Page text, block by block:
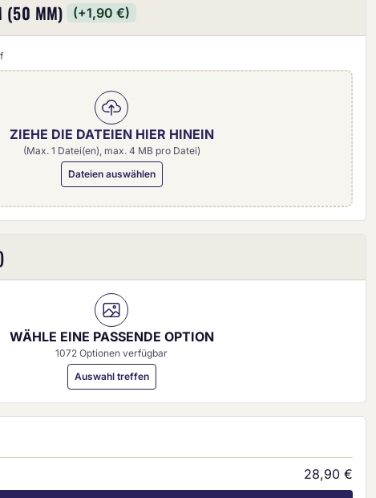
(50 MM) (+1,90 €)
ZIEHE DIE DATEIEN HIER HINEIN
(Max. 1 Datei(en), max. 4 MB pro Datei)
Dateien auswählen
WÄHLE EINE PASSENDE OPTION
1072 Optionen verfügbar
Auswahl treffen
28,90 €